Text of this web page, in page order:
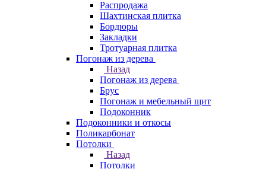
Распродажа
Шахтинская плитка
Бордюры
Закладки
Тротуарная плитка
Погонаж из дерева
Назад
Погонаж из дерева
Брус
Погонаж и мебельный щит
Подоконник
Подоконники и откосы
Поликарбонат
Потолки
Назад
Потолки